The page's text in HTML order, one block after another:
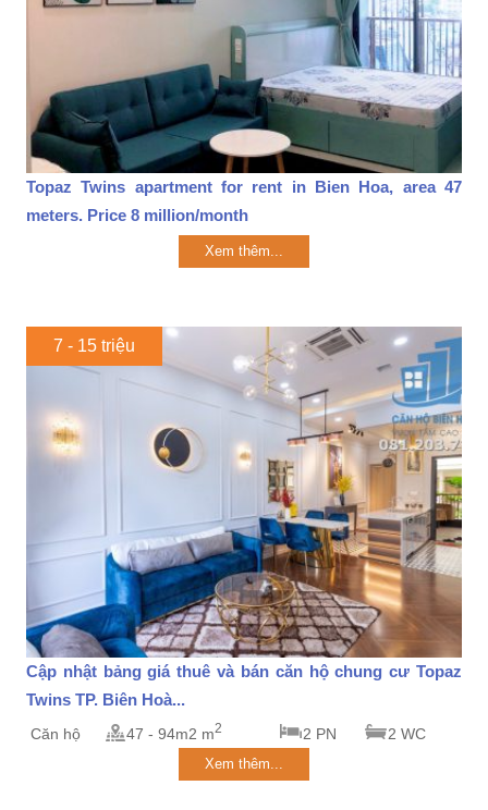
Topaz Twins apartment for rent in Bien Hoa, area 47
meters. Price 8 million/month
Xem thêm...
7 - 15 triệu
Cập nhật bảng giá thuê và bán căn hộ chung cư Topaz
Twins TP. Biên Hoà...
Căn hộ 47 - 94m2 m2 2 PN 2 WC
Xem thêm...